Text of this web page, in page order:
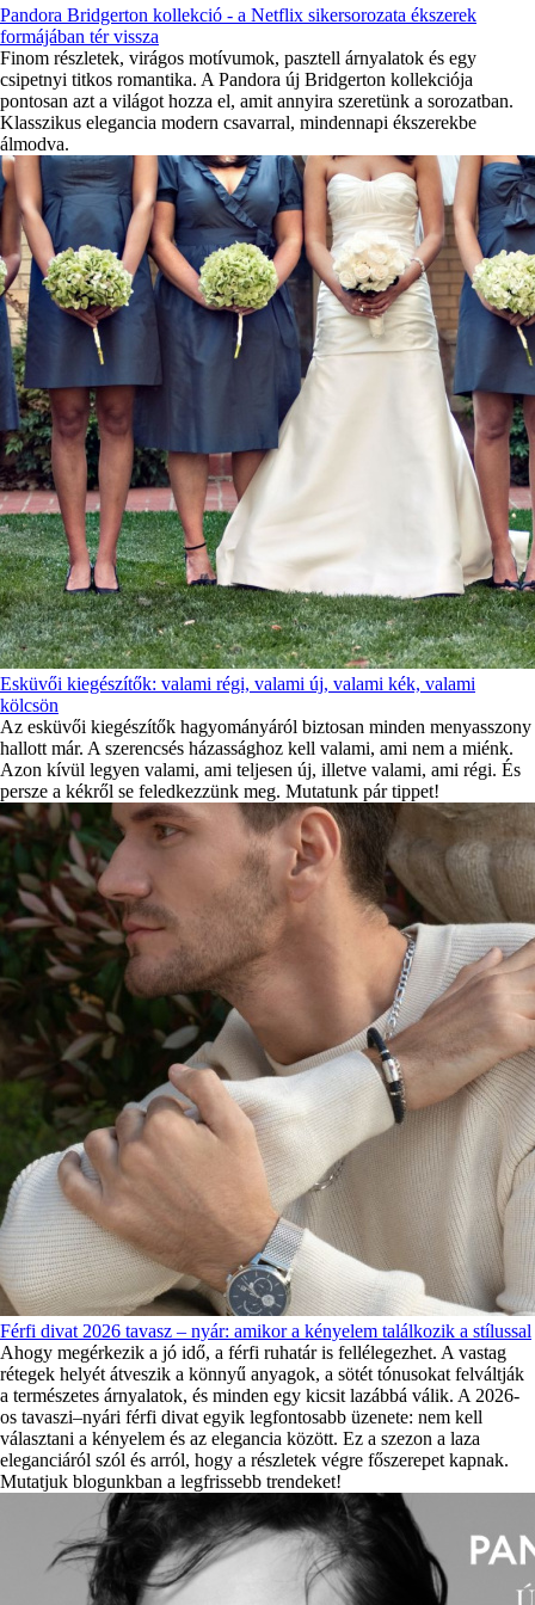
Pandora Bridgerton kollekció - a Netflix sikersorozata ékszerek
formájában tér vissza
Finom részletek, virágos motívumok, pasztell árnyalatok és egy
csipetnyi titkos romantika. A Pandora új Bridgerton kollekciója
pontosan azt a világot hozza el, amit annyira szeretünk a sorozatban.
Klasszikus elegancia modern csavarral, mindennapi ékszerekbe
álmodva.
Esküvői kiegészítők: valami régi, valami új, valami kék, valami
kölcsön
Az esküvői kiegészítők hagyományáról biztosan minden menyasszony
hallott már. A szerencsés házassághoz kell valami, ami nem a miénk.
Azon kívül legyen valami, ami teljesen új, illetve valami, ami régi. És
persze a kékről se feledkezzünk meg. Mutatunk pár tippet!
Férfi divat 2026 tavasz – nyár: amikor a kényelem találkozik a stílussal
Ahogy megérkezik a jó idő, a férfi ruhatár is fellélegezhet. A vastag
rétegek helyét átveszik a könnyű anyagok, a sötét tónusokat felváltják
a természetes árnyalatok, és minden egy kicsit lazábbá válik. A 2026-
os tavaszi–nyári férfi divat egyik legfontosabb üzenete: nem kell
választani a kényelem és az elegancia között. Ez a szezon a laza
eleganciáról szól és arról, hogy a részletek végre főszerepet kapnak.
Mutatjuk blogunkban a legfrissebb trendeket!